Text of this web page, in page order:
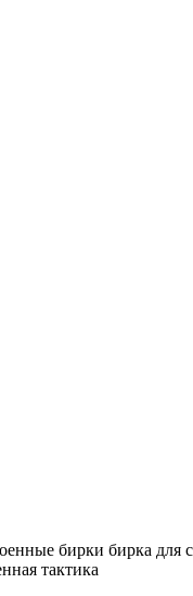
бирки бирка для
тактика